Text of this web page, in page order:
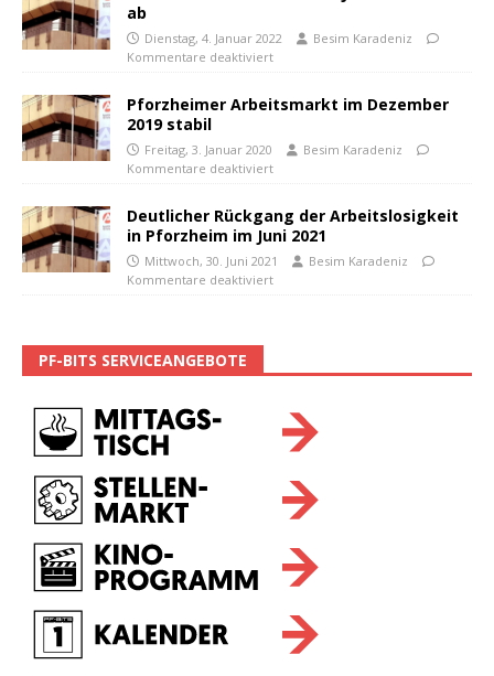
ab
Dienstag, 4. Januar 2022
Besim Karadeniz
Kommentare deaktiviert
Pforzheimer Arbeitsmarkt im Dezember
2019 stabil
Freitag, 3. Januar 2020
Besim Karadeniz
Kommentare deaktiviert
Deutlicher Rückgang der Arbeitslosigkeit
in Pforzheim im Juni 2021
Mittwoch, 30. Juni 2021
Besim Karadeniz
Kommentare deaktiviert
PF-BITS SERVICEANGEBOTE